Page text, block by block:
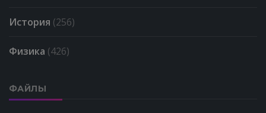
История (256)
Физика (426)
ФАЙЛЫ